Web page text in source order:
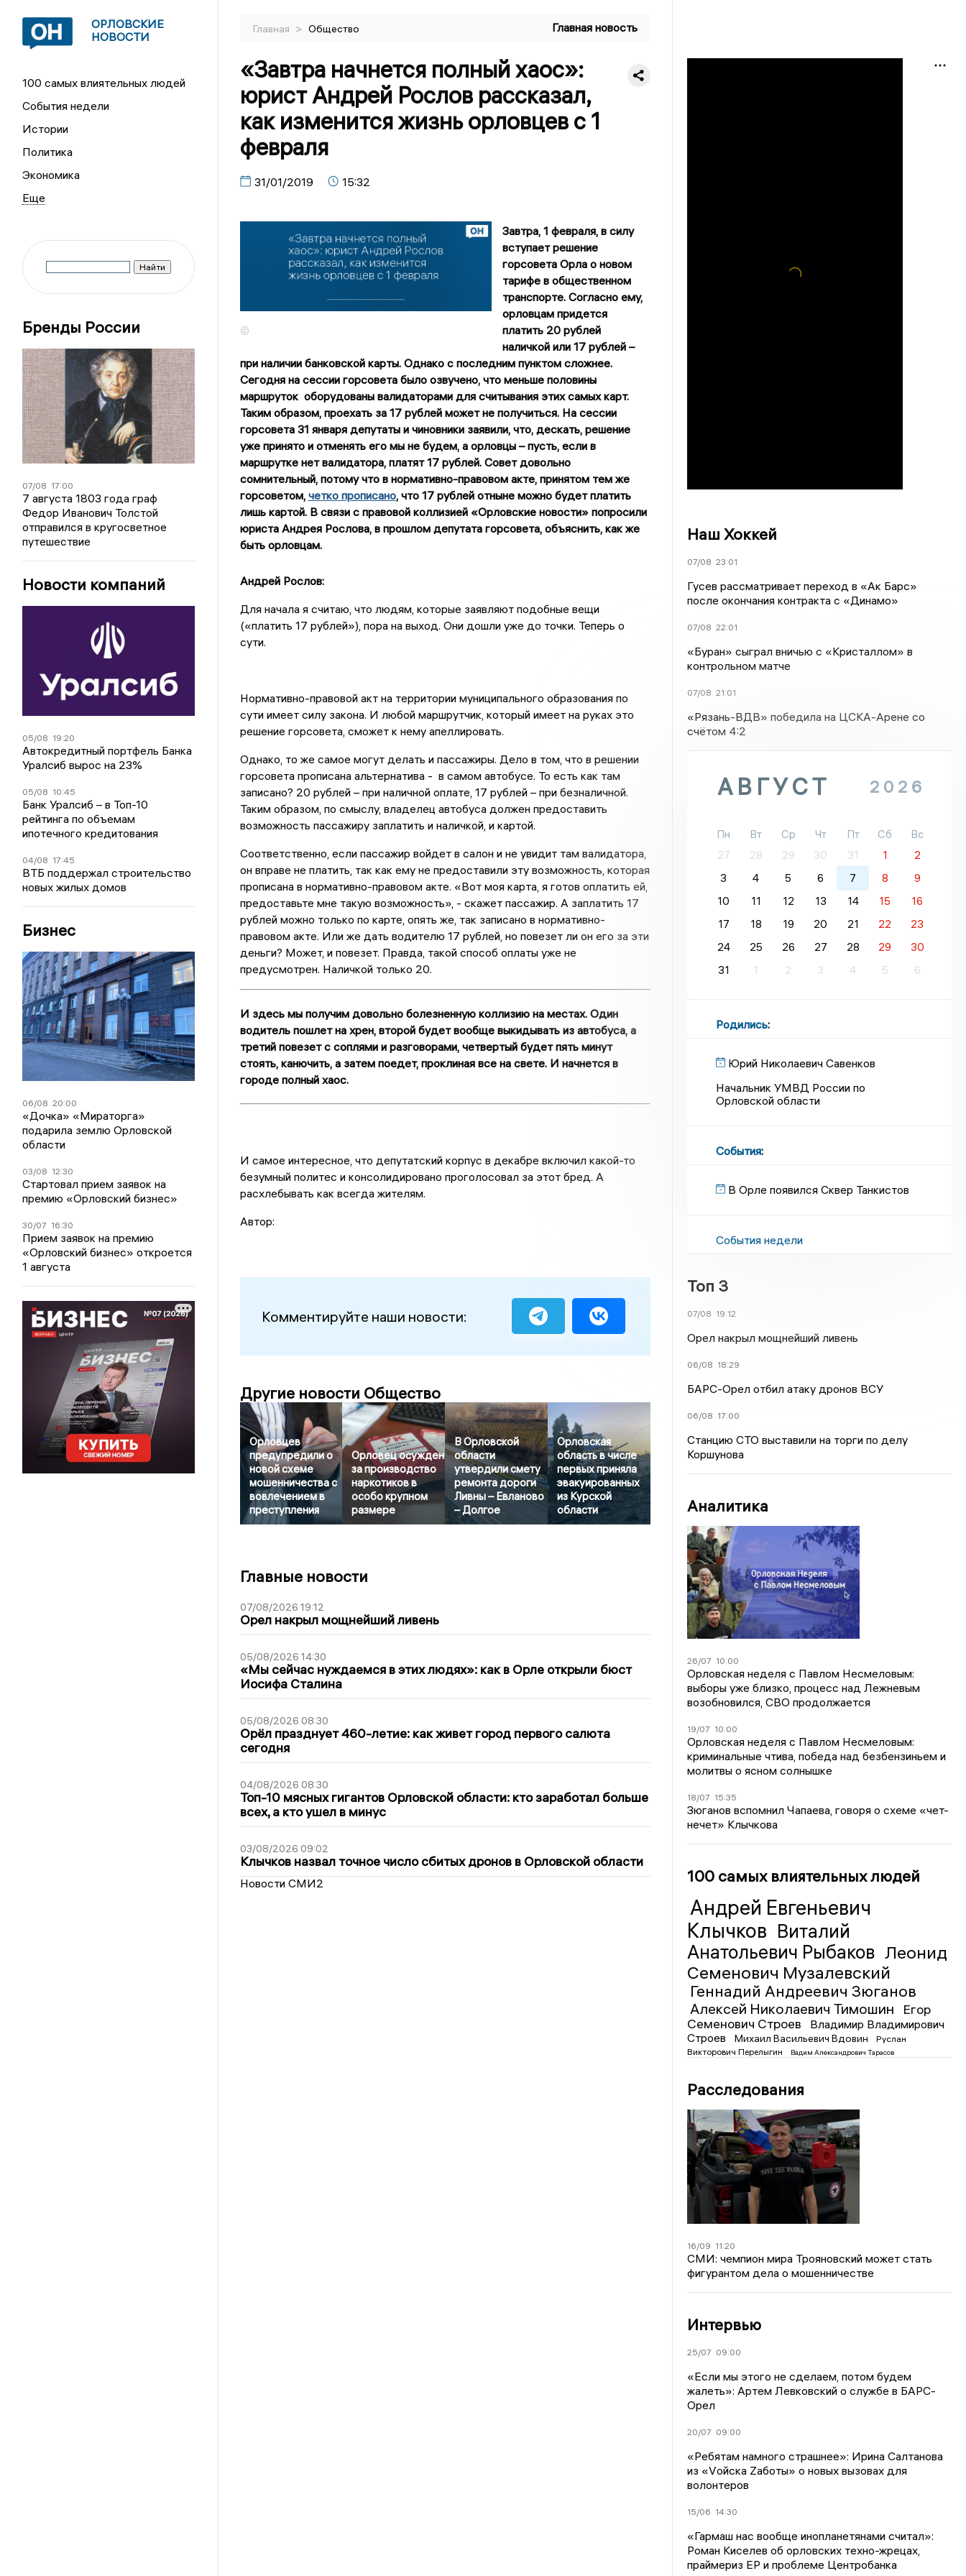
ОРЛОВСКИЕ
НОВОСТИ
100 самых влиятельных людей
События недели
Истории
Политика
Экономика
Бренды России
07/08 17:00
7 августа 1803 года граф
Федор Иванович Толстой
отправился в кругосветное
путешествие
Новости компаний
05/08 19:20
Автокредитный портфель Банка
Уралсиб вырос на 23%
05/08 10:45
Банк Уралсиб – в Топ-10
рейтинга по объемам
ипотечного кредитования
04/08 17:45
ВТБ поддержал строительство
новых жилых домов
Бизнес
06/08 20:00
«Дочка» «Мираторга»
подарила землю Орловской
области
03/08 12:30
Стартовал прием заявок на
премию «Орловский бизнес»
30/07 16:30
Прием заявок на премию
«Орловский бизнес» откроется
1 августа
Главная > Общество Главная новость
«Завтра начнется полный хаос»:
юрист Андрей Рослов рассказал,
как изменится жизнь орловцев с 1
февраля
31/01/2019 15:32
©
Завтра, 1 февраля, в силу
вступает решение
горсовета Орла о новом
тарифе в общественном
транспорте. Согласно ему,
орловцам придется
платить 20 рублей
наличкой или 17 рублей –
при наличии банковской карты. Однако с последним пунктом сложнее.
Сегодня на сессии горсовета было озвучено, что меньше половины
маршруток оборудованы валидаторами для считывания этих самых карт.
Таким образом, проехать за 17 рублей может не получиться. На сессии
горсовета 31 января депутаты и чиновники заявили, что, дескать, решение
уже принято и отменять его мы не будем, а орловцы – пусть, если в
маршрутке нет валидатора, платят 17 рублей. Совет довольно
сомнительный, потому что в нормативно-правовом акте, принятом тем же
горсоветом, четко прописано, что 17 рублей отныне можно будет платить
лишь картой. В связи с правовой коллизией «Орловские новости» попросили
юриста Андрея Рослова, в прошлом депутата горсовета, объяснить, как же
быть орловцам.
Андрей Рослов:
Для начала я считаю, что людям, которые заявляют подобные вещи
(«платить 17 рублей»), пора на выход. Они дошли уже до точки. Теперь о
сути.
Нормативно-правовой акт на территории муниципального образования по
сути имеет силу закона. И любой маршрутчик, который имеет на руках это
решение горсовета, сможет к нему апеллировать.
Однако, то же самое могут делать и пассажиры. Дело в том, что в решении
горсовета прописана альтернатива - в самом автобусе. То есть как там
записано? 20 рублей – при наличной оплате, 17 рублей – при безналичной.
Таким образом, по смыслу, владелец автобуса должен предоставить
возможность пассажиру заплатить и наличкой, и картой.
Соответственно, если пассажир войдет в салон и не увидит там валидатора,
он вправе не платить, так как ему не предоставили эту возможность, которая
прописана в нормативно-правовом акте. «Вот моя карта, я готов оплатить ей,
предоставьте мне такую возможность», - скажет пассажир. А заплатить 17
рублей можно только по карте, опять же, так записано в нормативно-
правовом акте. Или же дать водителю 17 рублей, но повезет ли он его за эти
деньги? Может, и повезет. Правда, такой способ оплаты уже не
предусмотрен. Наличкой только 20.
И здесь мы получим довольно болезненную коллизию на местах. Один
водитель пошлет на хрен, второй будет вообще выкидывать из автобуса, а
третий повезет с соплями и разговорами, четвертый будет пять минут
стоять, канючить, а затем поедет, проклиная все на свете. И начнется в
городе полный хаос.
И самое интересное, что депутатский корпус в декабре включил какой-то
безумный политес и консолидировано проголосовал за этот бред. А
расхлебывать как всегда жителям.
Автор:
Комментируйте наши новости:
Другие новости Общество
Орловцев
предупредили о
новой схеме
мошенничества с
вовлечением в
преступления
Орловец осужден
за производство
наркотиков в
особо крупном
размере
В Орловской
области
утвердили смету
ремонта дороги
Ливны – Евланово
– Долгое
Орловская
область в числе
первых приняла
эвакуированных
из Курской
области
Главные новости
07/08/2026 19:12
Орел накрыл мощнейший ливень
05/08/2026 14:30
«Мы сейчас нуждаемся в этих людях»: как в Орле открыли бюст
Иосифа Сталина
05/08/2026 08:30
Орёл празднует 460-летие: как живет город первого салюта
сегодня
04/08/2026 08:30
Топ-10 мясных гигантов Орловской области: кто заработал больше
всех, а кто ушел в минус
03/08/2026 09:02
Клычков назвал точное число сбитых дронов в Орловской области
Новости СМИ2
Наш Хоккей
07/08 23:01
Гусев рассматривает переход в «Ак Барс»
после окончания контракта с «Динамо»
07/08 22:01
«Буран» сыграл вничью с «Кристаллом» в
контрольном матче
07/08 21:01
«Рязань-ВДВ» победила на ЦСКА-Арене со
счётом 4:2
АВГУСТ 2026
Пн Вт Ср Чт Пт Сб
Вс
27
28 29 30 31 1
2
3
4 5 6 7 8
9
10
11 12 13 14 15
16
17
18 19 20 21 22
23
24
25 26 27 28 29
30
31
1 2 3 4 5 6
Родились:
Юрий Николаевич Савенков
Начальник УМВД России по
Орловской области
События:
В Орле появился Сквер Танкистов
События недели
Топ 3
07/08 19:12
Орел накрыл мощнейший ливень
06/08 18:29
БАРС-Орел отбил атаку дронов ВСУ
06/08 17:00
Станцию СТО выставили на торги по делу
Коршунова
Аналитика
26/07 10:00
Орловская неделя с Павлом Несмеловым:
выборы уже близко, процесс над Лежневым
возобновился, СВО продолжается
19/07 10:00
Орловская неделя с Павлом Несмеловым:
криминальные чтива, победа над безбензиньем и
молитвы о ясном солнышке
18/07 15:35
Зюганов вспомнил Чапаева, говоря о схеме «чет-
нечет» Клычкова
100 самых влиятельных людей
Андрей Евгеньевич
Клычков Виталий
Анатольевич Рыбаков Леонид
Семенович Музалевский
Геннадий Андреевич Зюганов
Алексей Николаевич Тимошин
Егор
Семенович Строев
Владимир Владимирович
Строев
Михаил Васильевич Вдовин
Руслан
Викторович Перелыгин
Вадим Александрович Тарасов
Расследования
16/09 11:20
СМИ: чемпион мира Трояновский может стать
фигурантом дела о мошенничестве
Интервью
25/07 09:00
«Если мы этого не сделаем, потом будем
жалеть»: Артем Левковский о службе в БАРС-
Орел
20/07 09:00
«Ребятам намного страшнее»: Ирина Салтанова
из «Vойска Zаботы» о новых вызовах для
волонтеров
15/06 14:30
«Гармаш нас вообще инопланетянами считал»:
Роман Киселев об орловских техно-жрецах,
праймериз ЕР и проблеме Центробанка